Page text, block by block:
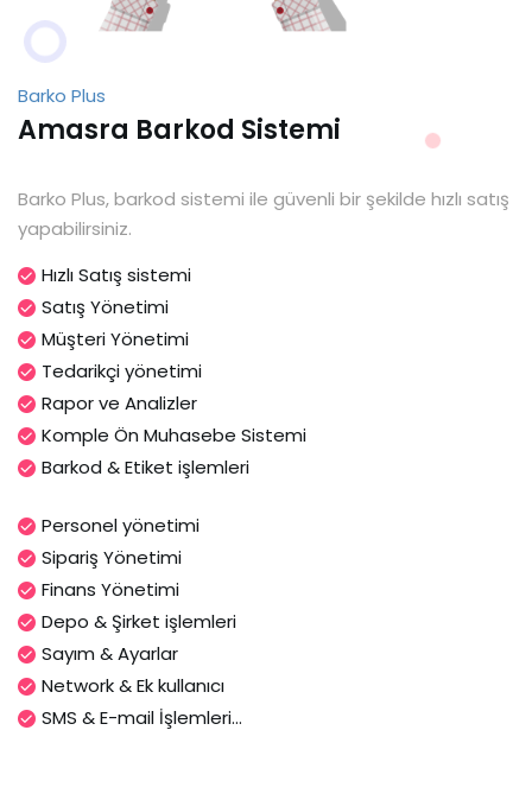
Barko Plus
Amasra Barkod Sistemi
Barko Plus, barkod sistemi ile güvenli bir şekilde hızlı satış
yapabilirsiniz.
Hızlı Satış sistemi
Satış Yönetimi
Müşteri Yönetimi
Tedarikçi yönetimi
Rapor ve Analizler
Komple Ön Muhasebe Sistemi
Barkod & Etiket işlemleri
Personel yönetimi
Sipariş Yönetimi
Finans Yönetimi
Depo & Şirket işlemleri
Sayım & Ayarlar
Network & Ek kullanıcı
SMS & E-mail İşlemleri...